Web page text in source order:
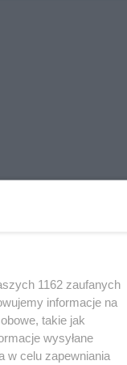
1162 zaufanych
informacje na
takie jak
wysyłane
w celu zapewniania